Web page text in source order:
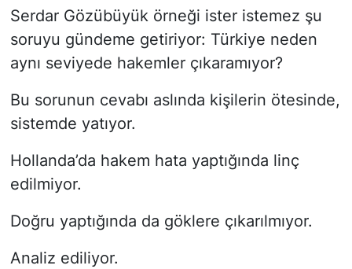
Serdar Gözübüyük örneği ister istemez şu
soruyu gündeme getiriyor: Türkiye neden
aynı seviyede hakemler çıkaramıyor?
Bu sorunun cevabı aslında kişilerin ötesinde,
sistemde yatıyor.
Hollanda’da hakem hata yaptığında linç
edilmiyor.
Doğru yaptığında da göklere çıkarılmıyor.
Analiz ediliyor.